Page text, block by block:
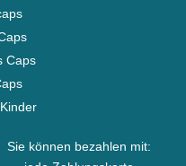
Caps
Sie können bezahlen mit: